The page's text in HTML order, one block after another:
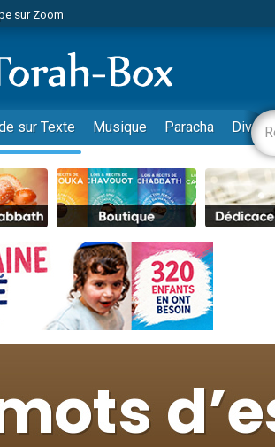
sur Zoom
WhatsApp
WhatsApp
Reloger Rivka, 6 enfants, victime de violences...
1 Journée de Vacances Pour les Enfants
WhatsApp
sur Zoom
WhatsApp
WhatsApp
WhatsApp
Sauvez la jambe de Yohan
sur Texte Musique Paracha